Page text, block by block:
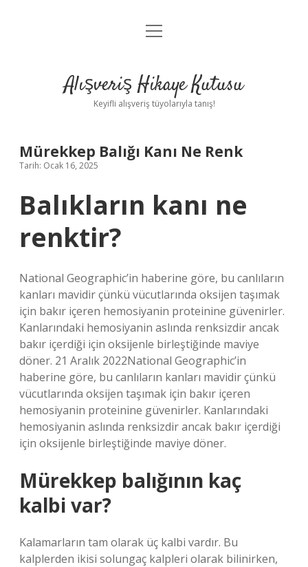
Anasayfa
Yasal Uyarı
menüyü
Alışveriş Hikaye Kutusu
Keyifli alışveriş tüyolarıyla tanış!
Mürekkep Balığı Kanı Ne Renk
Tarih: Ocak 16, 2025
Balıkların kanı ne
renktir?
National Geographic’in haberine göre, bu canlıların
kanları mavidir çünkü vücutlarında oksijen taşımak
için bakır içeren hemosiyanin proteinine güvenirler.
Kanlarındaki hemosiyanin aslında renksizdir ancak
bakır içerdiği için oksijenle birleştiğinde maviye
döner. 21 Aralık 2022National Geographic’in
haberine göre, bu canlıların kanları mavidir çünkü
vücutlarında oksijen taşımak için bakır içeren
hemosiyanin proteinine güvenirler. Kanlarındaki
hemosiyanin aslında renksizdir ancak bakır içerdiği
için oksijenle birleştiğinde maviye döner.
Mürekkep balığının kaç
kalbi var?
Kalamarların tam olarak üç kalbi vardır. Bu
kalplerden ikisi solungaç kalpleri olarak bilinirken,